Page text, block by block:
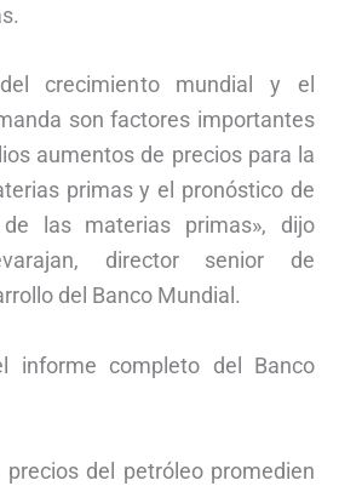
crecimiento mundial y el
son factores importantes
aumentos de precios para la
primas y el pronóstico de
las materias primas», dijo
director senior de
del Banco Mundial.
informe completo del Banco
del petróleo promedien